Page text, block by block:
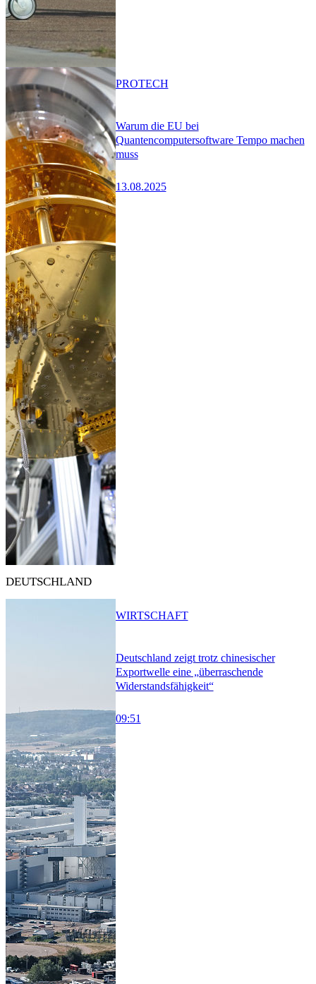
Warum die EU bei
Quantencomputersoftware Tempo machen
muss
13.08.2025
PROTECH
DEUTSCHLAND
Deutschland zeigt trotz chinesischer
Exportwelle eine „überraschende
Widerstandsfähigkeit“
09:51
WIRTSCHAFT